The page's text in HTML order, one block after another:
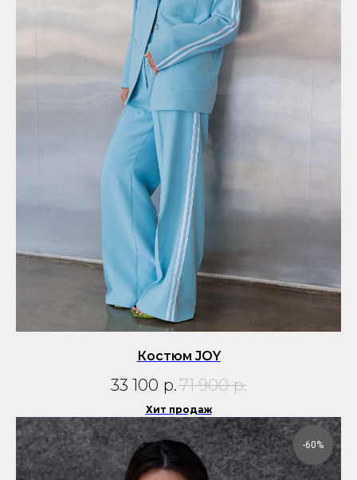
Костюм JOY
33 100 р.71 900 р.
Хит продаж
-60%